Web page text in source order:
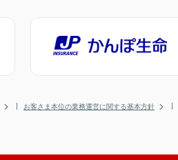
お客さま本位の業務運営に関する基本方針